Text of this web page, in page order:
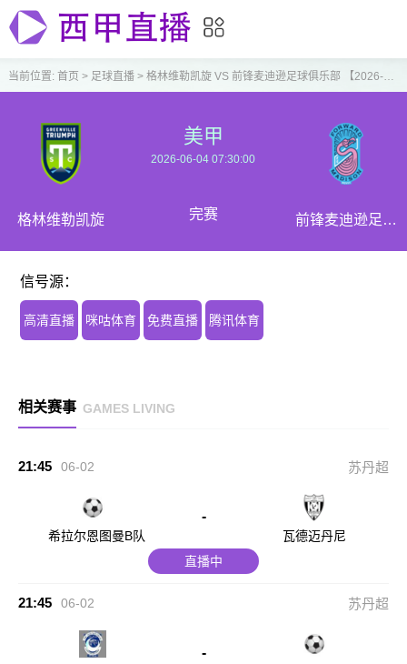
当前位置: 首页 > 足球直播> 格林维勒凯旋 VS 前锋麦迪逊足球俱乐部 【2026-06-04 07:30:00】
格林维勒凯旋
美甲
2026-06-04 07:30:00
完赛
前锋麦迪逊足球
信号源：
高清直播 咪咕体育 免费直播 腾讯体育
相关赛事 GAMES LIVING
21:45 06-02 苏丹超
希拉尔恩图曼B队
-
瓦德迈丹尼
直播中
21:45 06-02 苏丹超
-